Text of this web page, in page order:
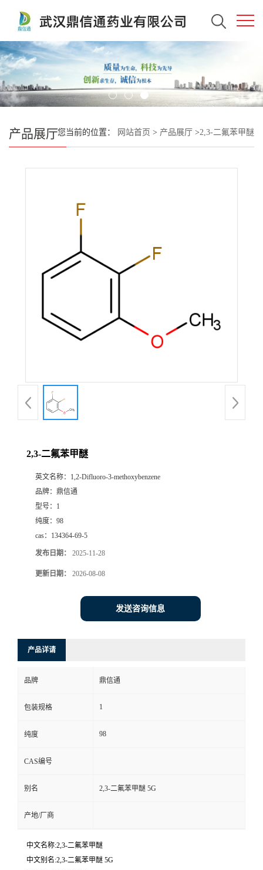
产品展厅您当前的位置： 网站首页 > 产品展厅 >2,3-二氟苯甲醚
2,3-二氟苯甲醚
英文名称： 1,2-Difluoro-3-methoxybenzene
品牌： 鼎信通
型号： 1
纯度： 98
cas： 134364-69-5
发布日期： 2025-11-28
更新日期： 2026-08-08
发送咨询信息
产品详请
品牌 鼎信通
包装规格 1
纯度 98
CAS编号
别名 2,3-二氟苯甲醚 5G
产地/厂商
中文名称:2,3-二氟苯甲醚
中文别名:2,3-二氟苯甲醚 5G